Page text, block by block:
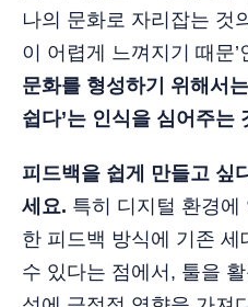
나의 문화로 자리잡는 것
이 어렵게 느껴지기 때문’
문화를 형성하기 위해서
쉽다’는 인식을 심어주는
피드백을 쉽게 만들고 싶
세요. 특히 디지털 환경에
한 피드백 방식에 기존
수 있다는 점에서, 툴을